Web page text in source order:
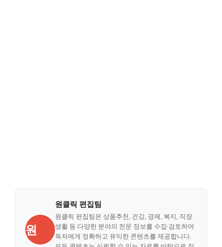
원
원클릭 편집팀
원클릭 편집팀은 상품추천, 건강, 경제, 복지, 직장
생활 등 다양한 분야의 전문 정보를 수집·검토하여
독자에게 정확하고 유익한 콘텐츠를 제공합니다.